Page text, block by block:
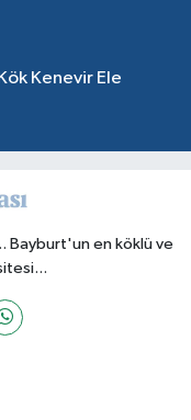
Kenevir Ele
Bayburt'un en köklü ve